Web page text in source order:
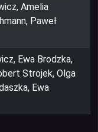
Amelia
Paweł
Ewa Brodzka,
Strojek, Olga
Ewa